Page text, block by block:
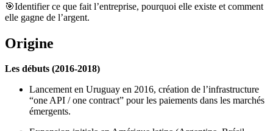
🎯Identifier ce que fait l’entreprise, pourquoi elle existe et comment
elle gagne de l’argent.
Origine
Les débuts (2016-2018)
Lancement en Uruguay en 2016, création de l’infrastructure
“one API / one contract” pour les paiements dans les marchés
émergents.